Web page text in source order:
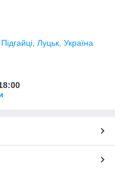
Луцьк, Україна